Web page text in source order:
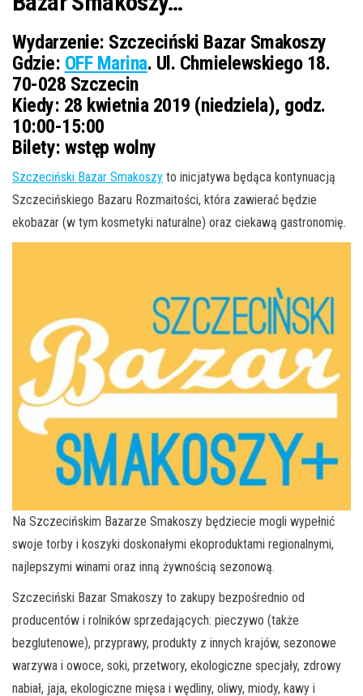
Wydarzenie: Szczeciński Bazar Smakoszy
Gdzie: OFF Marina. Ul. Chmielewskiego 18.
70-028 Szczecin
Kiedy: 28 kwietnia 2019 (niedziela), godz.
10:00-15:00
Bilety: wstęp wolny
Szczeciński Bazar Smakoszy to inicjatywa będąca kontynuacją
Szczecińskiego Bazaru Rozmaitości, która zawierać będzie
ekobazar (w tym kosmetyki naturalne) oraz ciekawą gastronomię.
Na Szczecińskim Bazarze Smakoszy będziecie mogli wypełnić
swoje torby i koszyki doskonałymi ekoproduktami regionalnymi,
najlepszymi winami oraz inną żywnością sezonową.
Szczeciński Bazar Smakoszy to zakupy bezpośrednio od
producentów i rolników sprzedających: pieczywo (także
bezglutenowe), przyprawy, produkty z innych krajów, sezonowe
warzywa i owoce, soki, przetwory, ekologiczne specjały, zdrowy
nabiał, jaja, ekologiczne mięsa i wędliny, oliwy, miody, kawy i